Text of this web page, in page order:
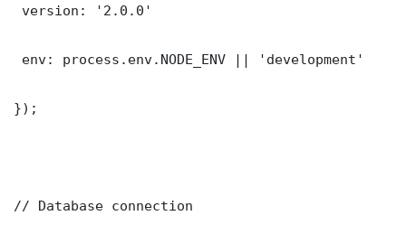
version: '2.0.0'
env: process.env.NODE_ENV || 'development'
});
// Database connection